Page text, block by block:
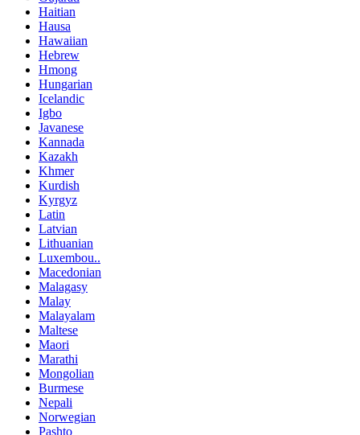
Haitian
Hausa
Hawaiian
Hebrew
Hmong
Hungarian
Icelandic
Igbo
Javanese
Kannada
Kazakh
Khmer
Kurdish
Kyrgyz
Latin
Latvian
Lithuanian
Luxembou..
Macedonian
Malagasy
Malay
Malayalam
Maltese
Maori
Marathi
Mongolian
Burmese
Nepali
Norwegian
Pashto